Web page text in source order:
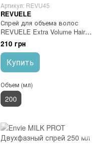
Артикул: REVU45
REVUELE
Спрей для объема волос
REVUELE Extra Volume Hair
Spray
210 грн
Купить
Объем (мл)
200